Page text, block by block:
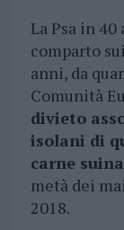
La Psa in
comparto
anni, da
Comunità
divieto
isolani di
carne
metà dei
2018.